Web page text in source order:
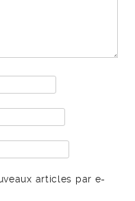
articles par e-